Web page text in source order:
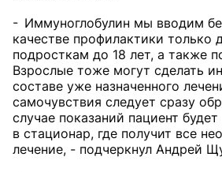
- Иммуноглобулин мы вводим
качестве профилактики только
подросткам до 18 лет, а также
Взрослые тоже могут сделать
составе уже назначенного
самочувствия следует сразу
случае показаний пациент
в стационар, где получит все
лечение, - подчеркнул Андрей